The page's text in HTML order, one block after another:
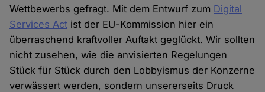
Wettbewerbs gefragt. Mit dem Entwurf zum Digital
Services Act ist der EU-Kommission hier ein
überraschend kraftvoller Auftakt geglückt. Wir sollten
nicht zusehen, wie die anvisierten Regelungen
Stück für Stück durch den Lobbyismus der Konzerne
verwässert werden, sondern unsererseits Druck